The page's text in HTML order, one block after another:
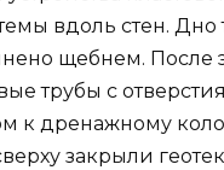
вдоль стен.
щебнем.
трубы с
к дренажному
закрыли